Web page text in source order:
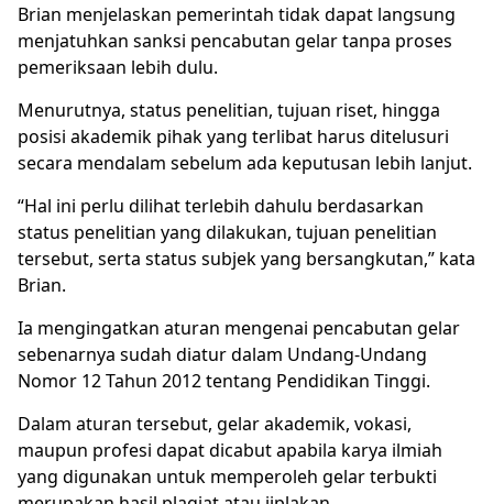
Brian menjelaskan pemerintah tidak dapat langsung
menjatuhkan sanksi pencabutan gelar tanpa proses
pemeriksaan lebih dulu.
Menurutnya, status penelitian, tujuan riset, hingga
posisi akademik pihak yang terlibat harus ditelusuri
secara mendalam sebelum ada keputusan lebih lanjut.
“Hal ini perlu dilihat terlebih dahulu berdasarkan
status penelitian yang dilakukan, tujuan penelitian
tersebut, serta status subjek yang bersangkutan,” kata
Brian.
Ia mengingatkan aturan mengenai pencabutan gelar
sebenarnya sudah diatur dalam Undang-Undang
Nomor 12 Tahun 2012 tentang Pendidikan Tinggi.
Dalam aturan tersebut, gelar akademik, vokasi,
maupun profesi dapat dicabut apabila karya ilmiah
yang digunakan untuk memperoleh gelar terbukti